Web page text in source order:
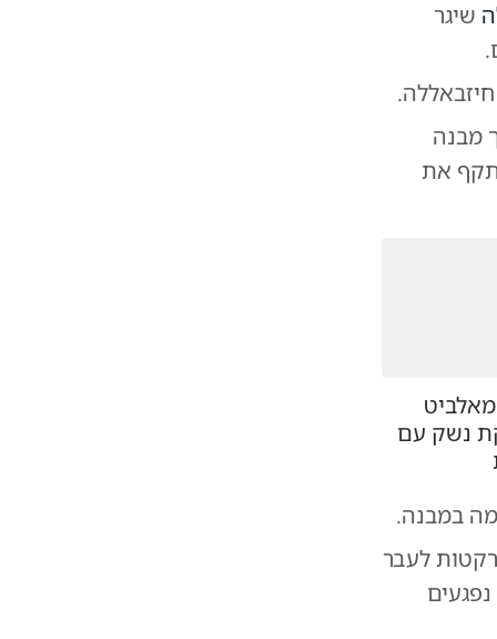
שיגר
מבנה
תקף את
נשק עם
במבנה.
לעבר